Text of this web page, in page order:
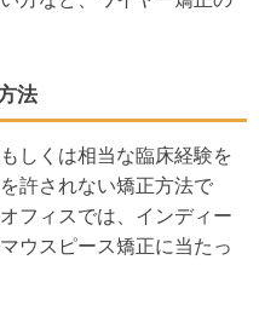
法
しくは相当な臨床経験を
許されない矯正方法で
フィスでは、インディー
ウスピース矯正に当たっ